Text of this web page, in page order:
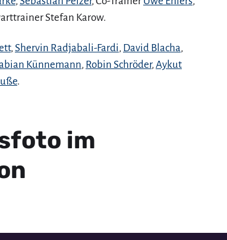
Stefan Karow.
, Shervin Radjabali-Fardi, David Blacha,
Künnemann, Robin Schröder, Aykut
.
im